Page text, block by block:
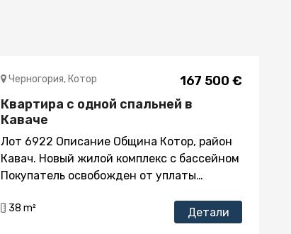
167 500 €
Черногория, Котор
Квартира с одной спальней в
Каваче
Лот 6922 Описание Община Котор, район
Кавач. Новый жилой комплекс с бассейном
Покупатель освобожден от уплаты
недвижимости – продажа
осуществляется «из первых рук» - от
38 m² Детали